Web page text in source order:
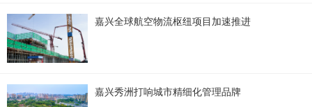
嘉兴全球航空物流枢纽项目加速推进
嘉兴秀洲打响城市精细化管理品牌